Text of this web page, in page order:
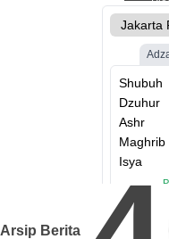
Arsip Berita